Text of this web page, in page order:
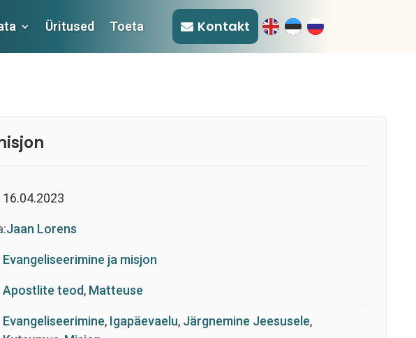
Üritused Toeta Kontakt
16.04.2023
Jaan Lorens
Evangeliseerimine ja misjon
Apostlite teod, Matteuse
Evangeliseerimine, Igapäevaelu, Järgnemine Jeesusele,